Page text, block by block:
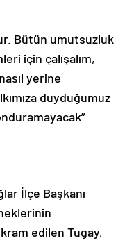
Bütün umutsuzluk
için çalışalım,
yerine
duyduğumuz
İlçe Başkanı
edilen Tugay,